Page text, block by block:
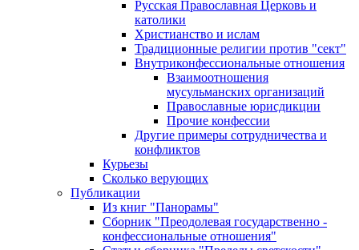
Русская Православная Церковь и
католики
Христианство и ислам
Традиционные религии против "сект"
Внутриконфессиональные отношения
Взаимоотношения
мусульманских организаций
Православные юрисдикции
Прочие конфессии
Другие примеры сотрудничества и
конфликтов
Курьезы
Сколько верующих
Публикации
Из книг "Панорамы"
Сборник "Преодолевая государственно -
конфессиональные отношения"